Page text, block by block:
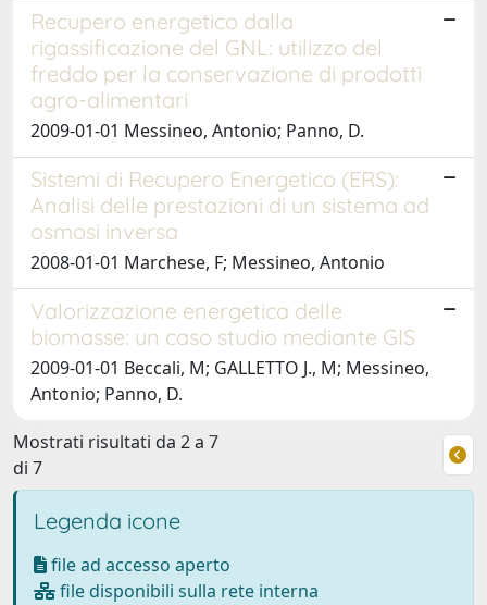
Recupero energetico dalla
rigassificazione del GNL: utilizzo del
freddo per la conservazione di prodotti
agro-alimentari
2009-01-01 Messineo, Antonio; Panno, D.
Sistemi di Recupero Energetico (ERS):
Analisi delle prestazioni di un sistema ad
osmosi inversa
2008-01-01 Marchese, F; Messineo, Antonio
Valorizzazione energetica delle
biomasse: un caso studio mediante GIS
2009-01-01 Beccali, M; GALLETTO J., M; Messineo,
Antonio; Panno, D.
Mostrati risultati da 2 a 7
di 7
Legenda icone
file ad accesso aperto
file disponibili sulla rete interna